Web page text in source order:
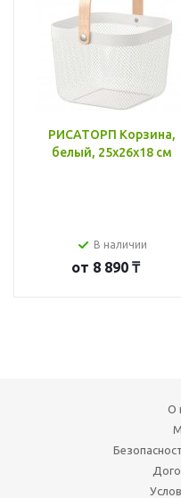
РИСАТОРП Корзина,
белый, 25x26x18 см
В наличии
от 8 890 ₸
О